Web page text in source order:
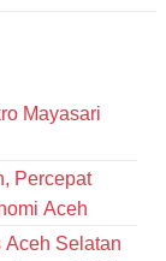
Mayasari
Percepat
Aceh
Aceh Selatan